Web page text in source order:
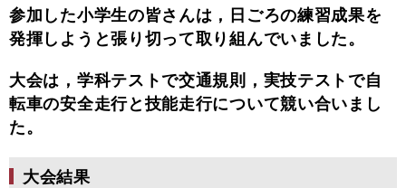
参加した小学生の皆さんは，日ごろの練習成果を
発揮しようと張り切って取り組んでいました。
大会は，学科テストで交通規則，実技テストで自
転車の安全走行と技能走行について競い合いまし
た。
大会結果